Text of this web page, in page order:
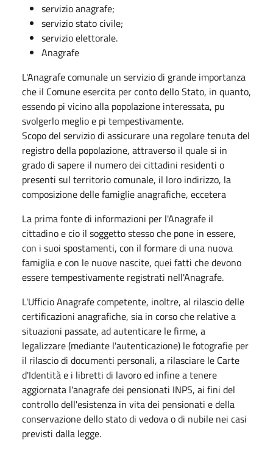
servizio anagrafe;
servizio stato civile;
servizio elettorale.
Anagrafe
L'Anagrafe comunale un servizio di grande importanza
che il Comune esercita per conto dello Stato, in quanto,
essendo pi vicino alla popolazione interessata, pu
svolgerlo meglio e pi tempestivamente.
Scopo del servizio di assicurare una regolare tenuta del
registro della popolazione, attraverso il quale si in
grado di sapere il numero dei cittadini residenti o
presenti sul territorio comunale, il loro indirizzo, la
composizione delle famiglie anagrafiche, eccetera
La prima fonte di informazioni per l'Anagrafe il
cittadino e cio il soggetto stesso che pone in essere,
con i suoi spostamenti, con il formare di una nuova
famiglia e con le nuove nascite, quei fatti che devono
essere tempestivamente registrati nell'Anagrafe.
L'Ufficio Anagrafe competente, inoltre, al rilascio delle
certificazioni anagrafiche, sia in corso che relative a
situazioni passate, ad autenticare le firme, a
legalizzare (mediante l'autenticazione) le fotografie per
il rilascio di documenti personali, a rilasciare le Carte
d'Identità e i libretti di lavoro ed infine a tenere
aggiornata l'anagrafe dei pensionati INPS, ai fini del
controllo dell'esistenza in vita dei pensionati e della
conservazione dello stato di vedova o di nubile nei casi
previsti dalla legge.